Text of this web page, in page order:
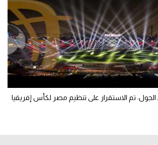
تم الاستقرار على تنظيم مصر لكأس إفريقيا